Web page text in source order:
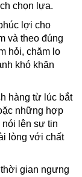
chọn lựa.
lợi cho
và theo đúng
hỏi, chăm lo
khó khăn
hàng từ lúc bắt
những hợp
lên sự tin
lòng với chất
gian ngưng